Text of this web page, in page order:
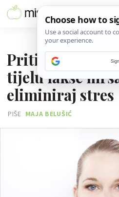
Pritiskom ovih
tijelu lakše
eliminiraj stres
PIŠE MAJA BELUŠIĆ